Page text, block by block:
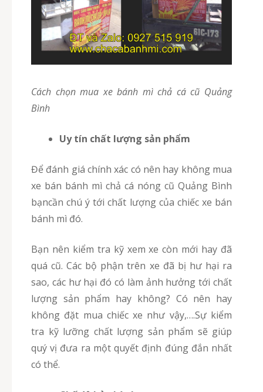
Cách chọn mua xe bánh mì chả cá cũ Quảng
Bình
Uy tín chất lượng sản phẩm
Để đánh giá chính xác có nên hay không mua
xe bán bánh mì chả cá nóng cũ Quảng Bình
bạncần chú ý tới chất lượng của chiếc xe bán
bánh mì đó.
Bạn nên kiểm tra kỹ xem xe còn mới hay đã
quá cũ. Các bộ phận trên xe đã bị hư hại ra
sao, các hư hại đó có làm ảnh hưởng tới chất
lượng sản phẩm hay không? Có nên hay
không đặt mua chiếc xe như vậy,….Sự kiểm
tra kỹ lưỡng chất lượng sản phẩm sẽ giúp
quý vị đưa ra một quyết định đúng đắn nhất
có thể.